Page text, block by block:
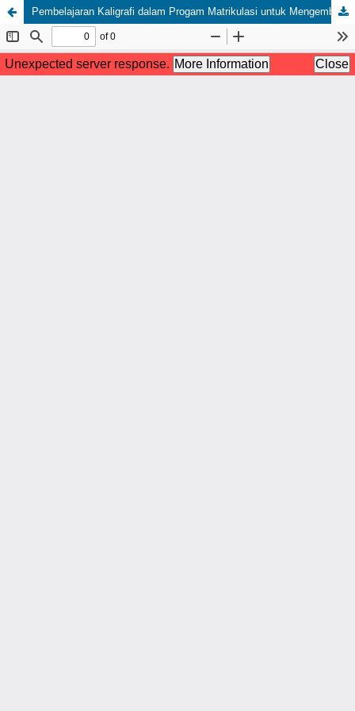
Pembelajaran Kaligrafi dalam Progam Matrikulasi untuk Mengembangkan Kreativitas Siswa MAN 1 Pasuruan